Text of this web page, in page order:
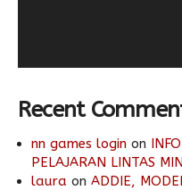
Recent
nn games login on
PELAJARAN LINTAS
laura on ADDIE,